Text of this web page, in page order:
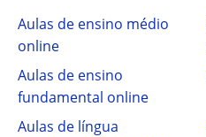
Aulas de ensino médio
online
Aulas de ensino
fundamental online
Aulas de língua